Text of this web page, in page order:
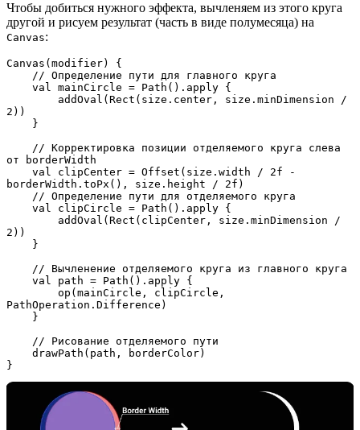
Чтобы добиться нужного эффекта, вычленяем из этого круга
другой и рисуем результат (часть в виде полумесяца) на
Canvas:
Canvas(modifier) {
    // Определение пути для главного круга
    val mainCircle = Path().apply {
2))
    }
от borderWidth
borderWidth.toPx(), size.height / 2f)
    // Определение пути для отделяемого круга
    val clipCircle = Path().apply {
2))
    }
    // Вычленение отделяемого круга из главного круга
    val path = Path().apply {
PathOperation.Difference)
    }
    // Рисование отделяемого пути
    drawPath(path, borderColor)
}